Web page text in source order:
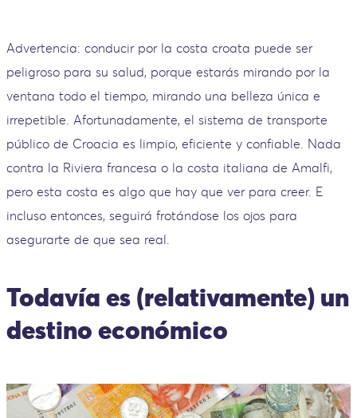
Advertencia: conducir por la costa croata puede ser
peligroso para su salud, porque estarás mirando por la
ventana todo el tiempo, mirando una belleza única e
irrepetible. Afortunadamente, el sistema de transporte
público de Croacia es limpio, eficiente y confiable. Nada
contra la Riviera francesa o la costa italiana de Amalfi,
pero esta costa es algo que hay que ver para creer. E
incluso entonces, seguirá frotándose los ojos para
asegurarte de que sea real.
Todavía es (relativamente) un
destino económico